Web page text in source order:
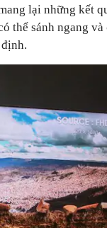
lại những kết
thể sánh ngang